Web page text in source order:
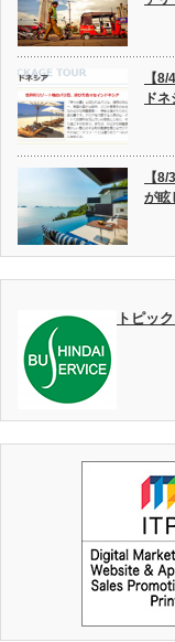
【
ド
【
が眩
トピッ